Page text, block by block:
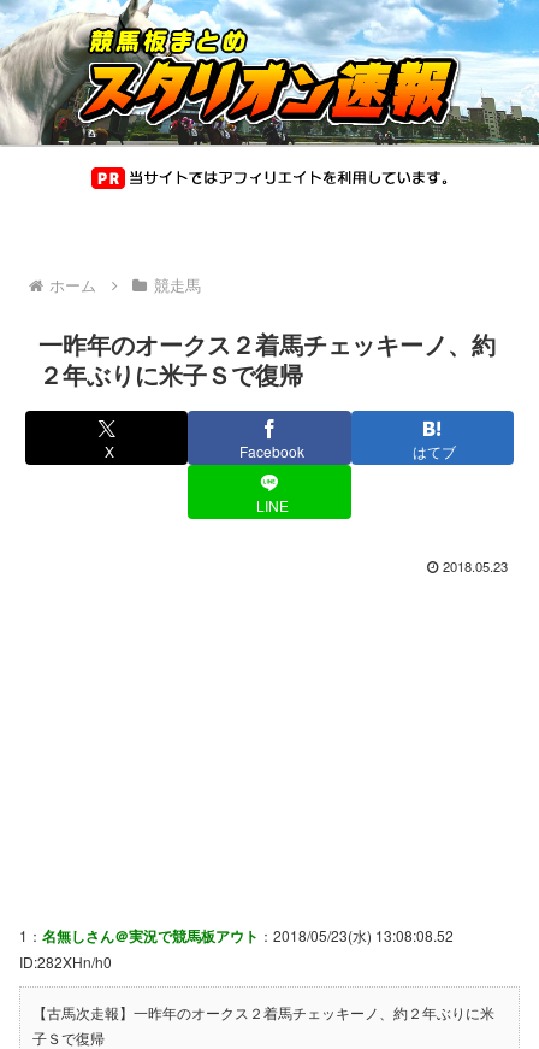
ホーム 競走馬
一昨年のオークス２着馬チェッキーノ、約
２年ぶりに米子Ｓで復帰
X Facebook はてブ
LINE
2018.05.23
1： 名無しさん＠実況で競馬板アウト ：2018/05/23(水) 13:08:08.52
ID:282XHn/h0
【古馬次走報】一昨年のオークス２着馬チェッキーノ、約２年ぶりに米
子Ｓで復帰